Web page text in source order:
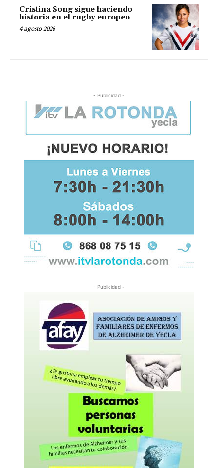
Cristina Song sigue haciendo
historia en el rugby europeo
4 agosto 2026
- Publicidad -
- Publicidad -